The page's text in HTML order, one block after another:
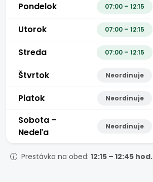
Pondelok
07:00 – 12:15
Utorok 07:00 – 12:15
Streda 07:00 – 12:15
Štvrtok Neordinuje
Piatok Neordinuje
Sobota –
Nedeľa
Neordinuje
Prestávka na obed: 12:15 – 12:45 hod.